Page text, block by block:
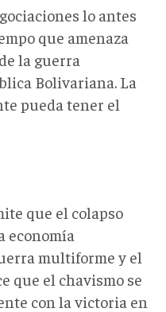
lo antes
que amenaza
la guerra
Bolivariana. La
pueda tener el
que el colapso
economía
multiforme y el
que el chavismo se
con la victoria en